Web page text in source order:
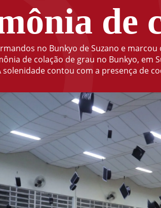
de
no Bunkyo de Suzano e
de colação de grau no Bunkyo, em
solenidade contou com a presença de